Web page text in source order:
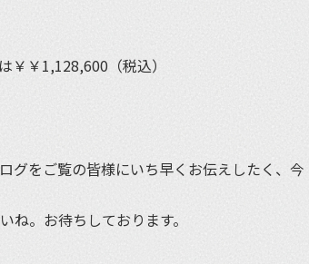
￥￥1,128,600（税込）
グをご覧の皆様にいち早くお伝えしたく、今
ね。お待ちしております。